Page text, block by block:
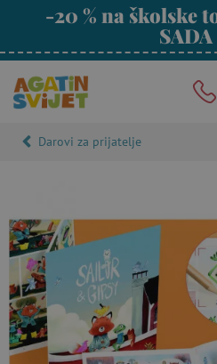
-20 % na školske
SADA
Darovi za prijatelje